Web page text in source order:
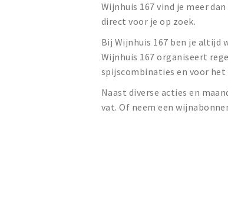
Wijnhuis 167 vind je meer
direct voor je op zoek.
Bij Wijnhuis 167 ben je altijd
Wijnhuis 167 organiseert
spijscombinaties en voor
Naast diverse acties en
vat. Of neem een